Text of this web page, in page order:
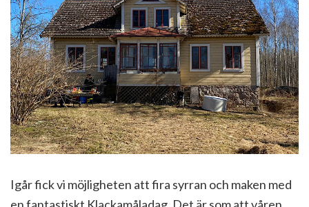
Igår fick vi möjligheten att fira syrran och maken med
en fantastiskt Klackamåladag. Det är som att våren